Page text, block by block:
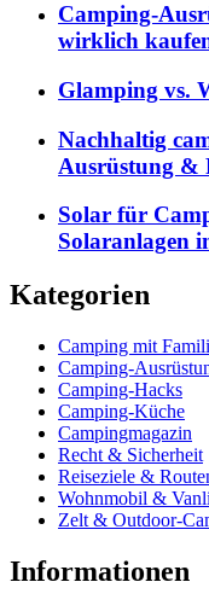
Camping-
wirklich
Glamping vs.
Nachhaltig
Ausrüstung &
Solar für
Solaranlagen
Kategorien
Camping mit
Camping-
Camping-Hacks
Camping-Küche
Campingmagazin
Recht & Sicherheit
Reiseziele &
Wohnmobil &
Zelt & Outdoor-
Informationen